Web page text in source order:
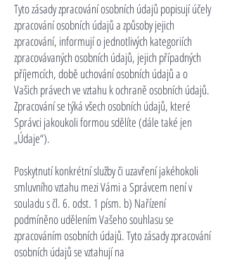
Tyto zásady zpracování osobních údajů popisují účely
zpracování osobních údajů a způsoby jejich
zpracování, informují o jednotlivých kategoriích
zpracovávaných osobních údajů, jejich případných
příjemcích, době uchování osobních údajů a o
Vašich právech ve vztahu k ochraně osobních údajů.
Zpracování se týká všech osobních údajů, které
Správci jakoukoli formou sdělíte (dále také jen
„Údaje“).
Poskytnutí konkrétní služby či uzavření jakéhokoli
smluvního vztahu mezi Vámi a Správcem není v
souladu s čl. 6. odst. 1 písm. b) Nařízení
podmíněno udělením Vašeho souhlasu se
zpracováním osobních údajů. Tyto zásady zpracování
osobních údajů se vztahují na